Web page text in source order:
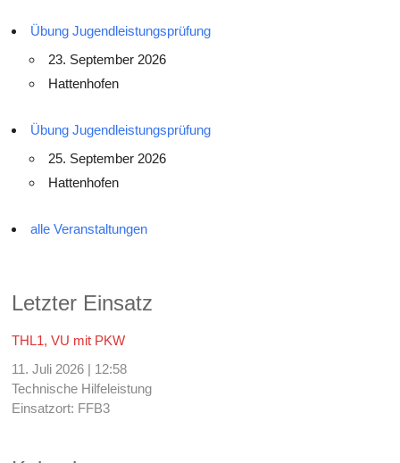
Übung Jugendleistungsprüfung
23. September 2026
Hattenhofen
Übung Jugendleistungsprüfung
25. September 2026
Hattenhofen
alle Veranstaltungen
Letzter Einsatz
THL1, VU mit PKW
11. Juli 2026 | 12:58
Technische Hilfeleistung
Einsatzort: FFB3